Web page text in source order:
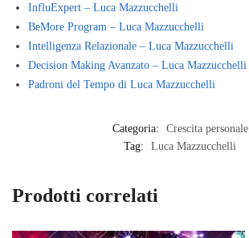
InfluExpert – Luca Mazzucchelli
BeMore Program – Luca Mazzucchelli
Intelligenza Relazionale – Luca Mazzucchelli
Decision Making Avanzato – Luca Mazzucchelli
Padroni del Tempo di Luca Mazzucchelli
Categoria:
Crescita personale
Tag:
Luca Mazzucchelli
Prodotti correlati